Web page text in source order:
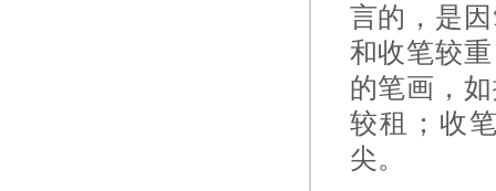
言的，是
和收笔较
的笔画，
较租；收
尖。